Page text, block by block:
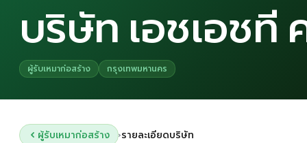
บริษัท เอชเอช
ผู้รับเหมาก่อสร้าง กรุงเทพมหานคร
ผู้รับเหมาก่อสร้าง ›รายละเอียดบริษัท